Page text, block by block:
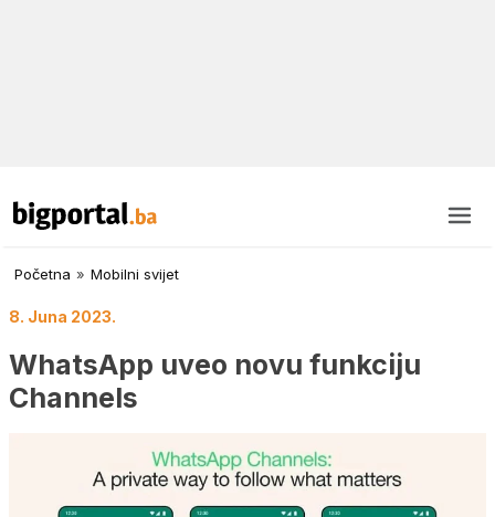
Početna » Mobilni svijet
8. Juna 2023.
WhatsApp uveo novu funkciju
Channels